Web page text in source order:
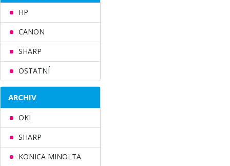
HP
CANON
SHARP
OSTATNÍ
ARCHIV
OKI
SHARP
KONICA MINOLTA